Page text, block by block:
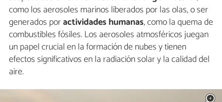
como los aerosoles marinos liberados por las olas, o ser
generados poractividades humanas, como la quema de
combustibles fósiles. Los aerosoles atmosféricos juegan
un papel crucial en la formación de nubes y tienen
efectos significativos en la radiación solar y la calidad del
aire.